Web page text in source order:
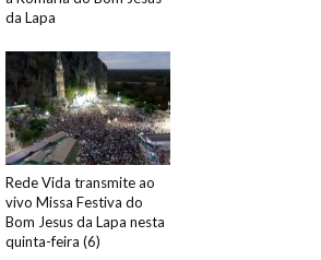
da Lapa
Rede Vida transmite ao
vivo Missa Festiva do
Bom Jesus da Lapa nesta
quinta-feira (6)